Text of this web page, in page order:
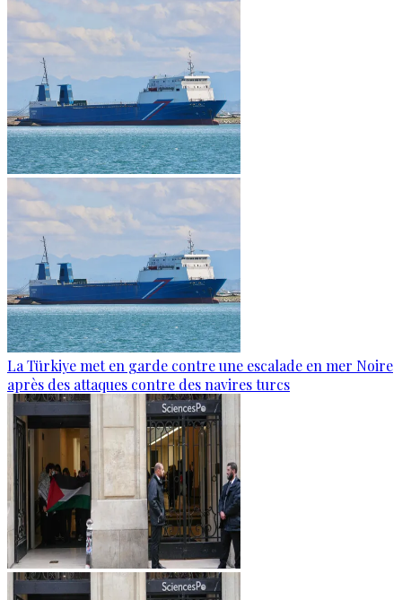
La Türkiye met en garde contre une escalade en mer Noire
après des attaques contre des navires turcs